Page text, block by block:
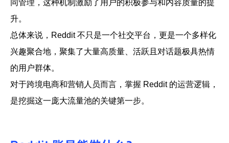
同管理，这种机制激励了用户的积极参与和内容质量的提
升。
总体来说，Reddit 不只是一个社交平台，更是一个多样化
兴趣聚合地，聚集了大量高质量、活跃且对话题极具热情
的用户群体。
对于跨境电商和营销人员而言，掌握 Reddit 的运营逻辑，
是挖掘这一庞大流量池的关键第一步。